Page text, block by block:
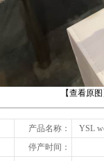
【查看原
下一张
产品名称：
YSL
停产时间：